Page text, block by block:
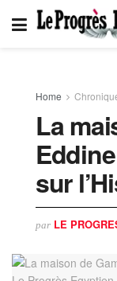
Home
La
sur
par LE